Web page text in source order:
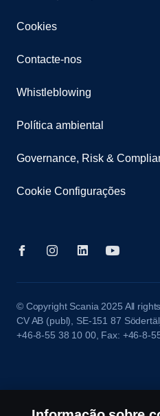
Cookies
Contacte-nos
Whistleblowing
Política ambiental
Governance, Risk &
Cookie Configurações
© Copyright Scania 2025 All
CV AB (publ), SE-151 87
+46-8-55 38 10 00, Fax: +46-8-